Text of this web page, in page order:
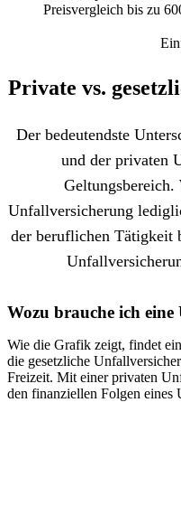
Preisvergleich bis zu
Private vs.
Der bedeutendste
und der privaten
Geltungsbereich.
Unfallversicherung
der beruflichen Tätigkeit
Wozu brauche ich
Wie die Grafik zeigt, findet
die gesetzliche
Freizeit. Mit einer privaten
den finanziellen Folgen eines